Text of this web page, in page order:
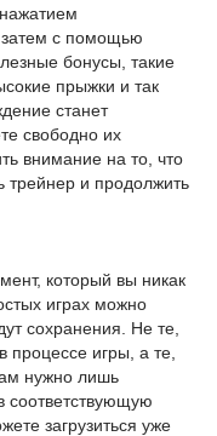
затем с помощью
бонусы, такие
прыжки и так
станет
свободно их
внимание на то, что
и продолжить
который вы никак
играх можно
сохранения. Не те,
процессе игры, а те,
нужно лишь
соответствующую
загрузиться уже